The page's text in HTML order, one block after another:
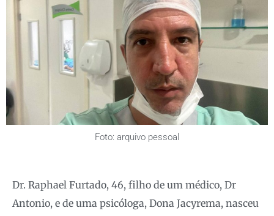
Foto: arquivo pessoal
Dr. Raphael Furtado, 46, filho de um médico, Dr
Antonio, e de uma psicóloga, Dona Jacyrema, nasceu